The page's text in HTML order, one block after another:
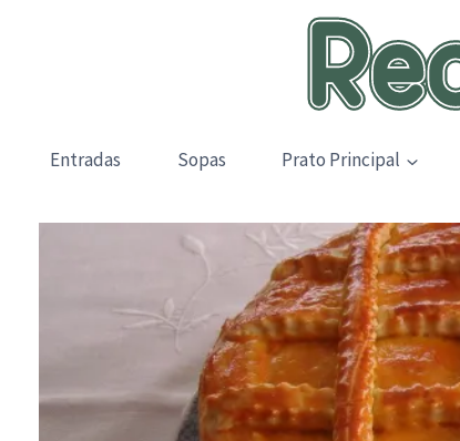
Entradas Sopas Prato Principal